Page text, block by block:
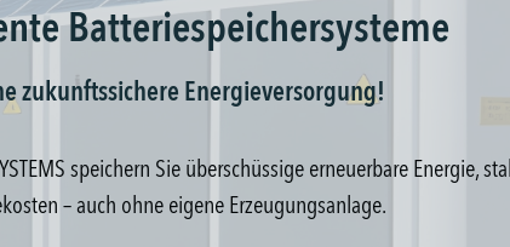
Batteriespeichersysteme
zukunftssichere Energieversorgung!
speichern Sie überschüssige erneuerbare Energie,
– auch ohne eigene Erzeugungsanlage.